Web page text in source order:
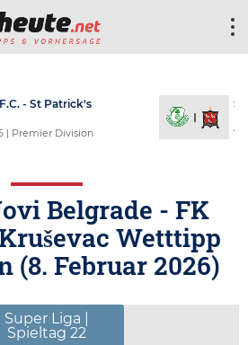
- St Patrick's
| Premier Division 7.
Belgrade - FK
Wetttipp
(8. Februar 2026)
Super Liga |
Spieltag 22